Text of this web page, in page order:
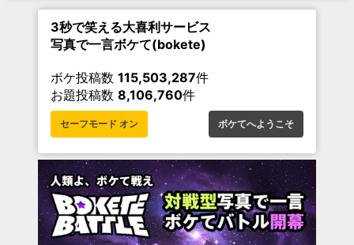
3秒で笑える大喜利サービス
写真で一言ボケて(bokete)
ボケ投稿数 115,503,287件
お題投稿数 8,106,760件
セーフモード オン ボケてへようこそ